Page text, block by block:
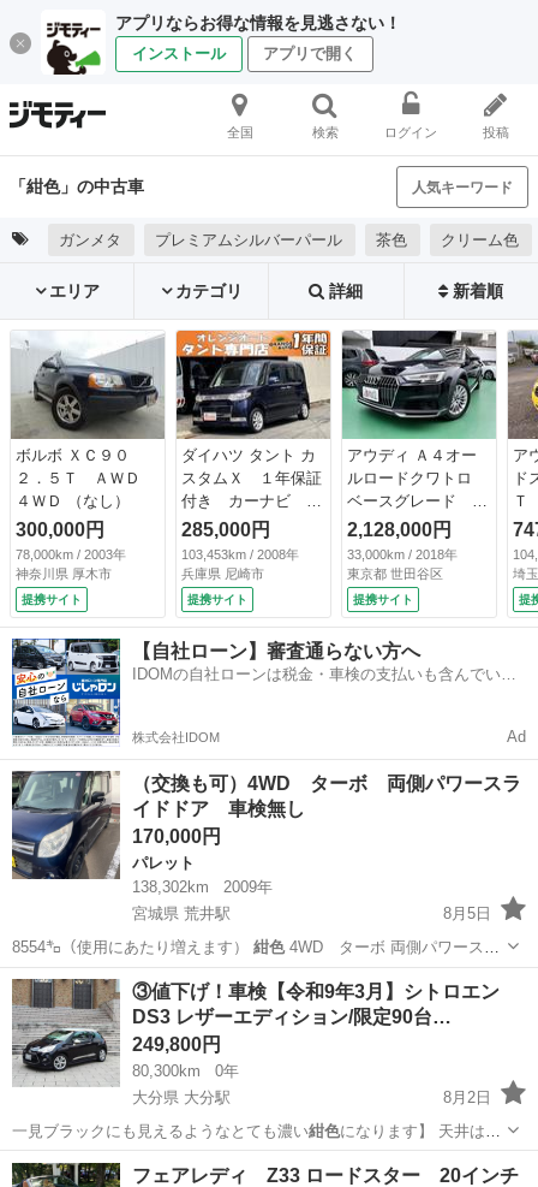
アプリならお得な情報を見逃さない！
インストール アプリで開く
全国 検索 ログイン 投稿
「紺色」の中古車 人気キーワード
ガンメタ プレミアムシルバーパール 茶色 クリーム色
エリア カテゴリ 詳細 新着順
ボルボ ＸＣ９０
２．５Ｔ ＡＷＤ
４ＷＤ （なし）
300,000円
78,000km / 2003年
神奈川県 厚木市
提携サイト
ダイハツ タント カ
スタムＸ １年保証
付き カーナビ ス
ライドドア 純正ア
ルミホイール ワン
セグ地デジＴＶ視
聴 ＤＶＤ再生 Ｃ
Ｄ再生 ミラクルオ
ープンドア （検
9.11）
285,000円
103,453km / 2008年
兵庫県 尼崎市
提携サイト
アウディ Ａ４オー
ルロードクワトロ
ベースグレード ラ
グジュアリーパッケ
ージ クリーム革シ
ート ボディー紺
色 記録簿 スペア
キー 禁煙車 （検
2,128,000円
33,000km / 2018年
東京都 世田谷区
提携サイト
ア
ド
Ｔ
タ
ル
知
9.5
埼
提
【自社ローン】審査通らない方へ
IDOMの自社ローンは税金・車検の支払いも含んでいる
株式会社IDOM Ad
（交換も可）4WD ターボ 両側パワースラ
イドドア 車検無し
170,000円
パレット
138,302km
2009年
宮城県 荒井駅
8月5日
8554㌔（使用にあたり増えます） 紺色4WD ターボ 両側パワースラ
イ…
宮城 仙台市 荒井駅 パレット ターボ
③値下げ！車検【令和9年3月】シトロエン
DS3 レザーエディション/限定90台…
249,800円
80,300km
0年
大分県 大分駅
8月2日
一見ブラックにも見えるようなとても濃い紺色になります】 天井はブ
ランオパールにな…
大分 大分市 ディーラー
フェアレディ Z33 ロードスター 20インチ